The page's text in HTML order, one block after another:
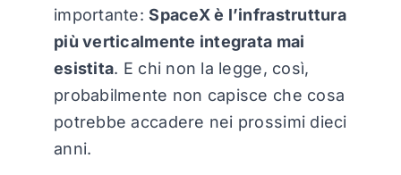
importante:SpaceX è l’infrastruttura
più verticalmente integrata mai
esistita. E chi non la legge, così,
probabilmente non capisce che cosa
potrebbe accadere nei prossimi dieci
anni.